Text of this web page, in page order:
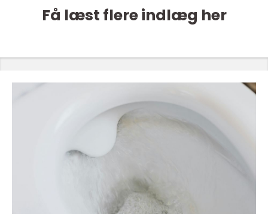
Få læst flere indlæg her